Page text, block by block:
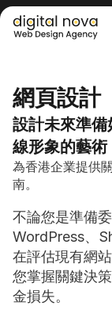
網頁設計
設計未來準
線形象的藝術
為香港企業提供
南。
不論您是準備
WordPress、
在評估現有網
您掌握關鍵決
金損失。